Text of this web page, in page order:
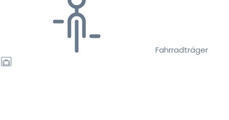
Fahrradträger